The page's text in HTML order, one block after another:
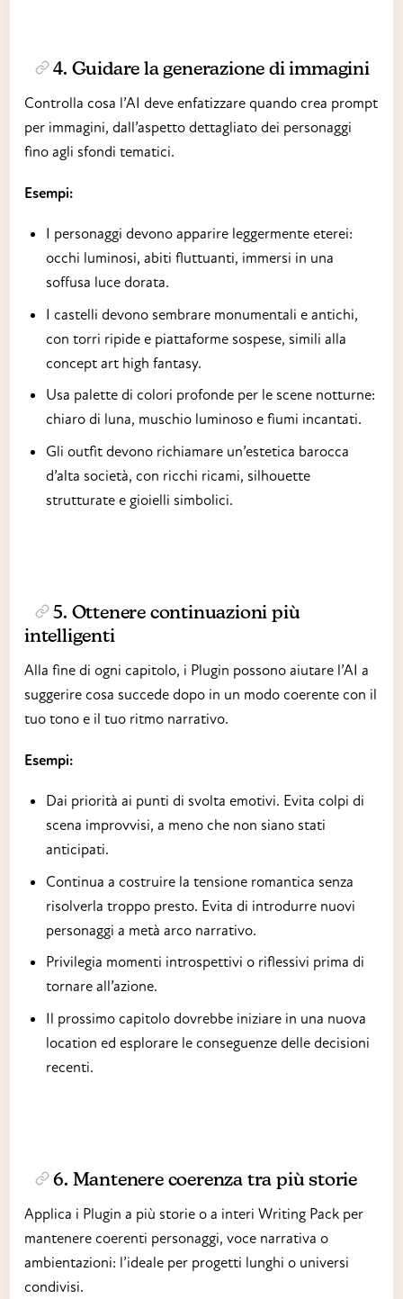
4. Guidare la generazione di immagini
Controlla cosa l’AI deve enfatizzare quando crea prompt
per immagini, dall’aspetto dettagliato dei personaggi
fino agli sfondi tematici.
Esempi:
I personaggi devono apparire leggermente eterei:
occhi luminosi, abiti fluttuanti, immersi in una
soffusa luce dorata.
I castelli devono sembrare monumentali e antichi,
con torri ripide e piattaforme sospese, simili alla
concept art high fantasy.
Usa palette di colori profonde per le scene notturne:
chiaro di luna, muschio luminoso e fiumi incantati.
Gli outfit devono richiamare un’estetica barocca
d’alta società, con ricchi ricami, silhouette
strutturate e gioielli simbolici.
5. Ottenere continuazioni più
intelligenti
Alla fine di ogni capitolo, i Plugin possono aiutare l’AI a
suggerire cosa succede dopo in un modo coerente con il
tuo tono e il tuo ritmo narrativo.
Esempi:
Dai priorità ai punti di svolta emotivi. Evita colpi di
scena improvvisi, a meno che non siano stati
anticipati.
Continua a costruire la tensione romantica senza
risolverla troppo presto. Evita di introdurre nuovi
personaggi a metà arco narrativo.
Privilegia momenti introspettivi o riflessivi prima di
tornare all’azione.
Il prossimo capitolo dovrebbe iniziare in una nuova
location ed esplorare le conseguenze delle decisioni
recenti.
6. Mantenere coerenza tra più storie
Applica i Plugin a più storie o a interi Writing Pack per
mantenere coerenti personaggi, voce narrativa o
ambientazioni: l’ideale per progetti lunghi o universi
condivisi.